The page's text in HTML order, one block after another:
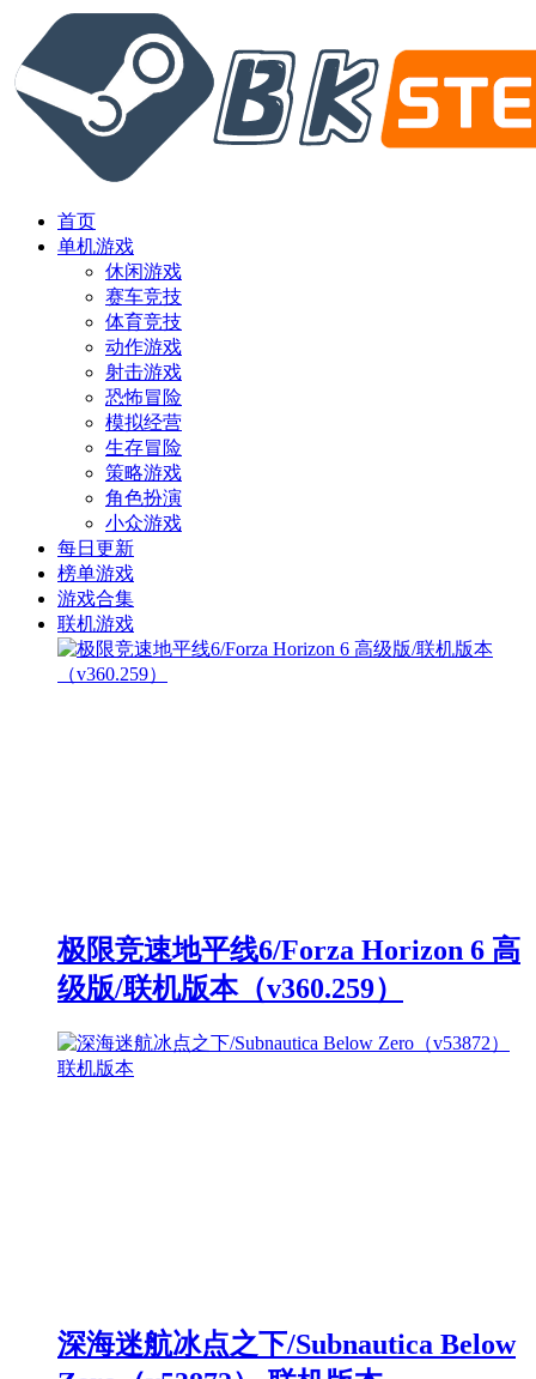
首页
单机游戏
休闲游戏
赛车竞技
体育竞技
动作游戏
射击游戏
恐怖冒险
模拟经营
生存冒险
策略游戏
角色扮演
小众游戏
每日更新
榜单游戏
游戏合集
联机游戏
极限竞速地平线6/Forza Horizon 6 高
级版/联机版本（v360.259）
深海迷航冰点之下/Subnautica Below